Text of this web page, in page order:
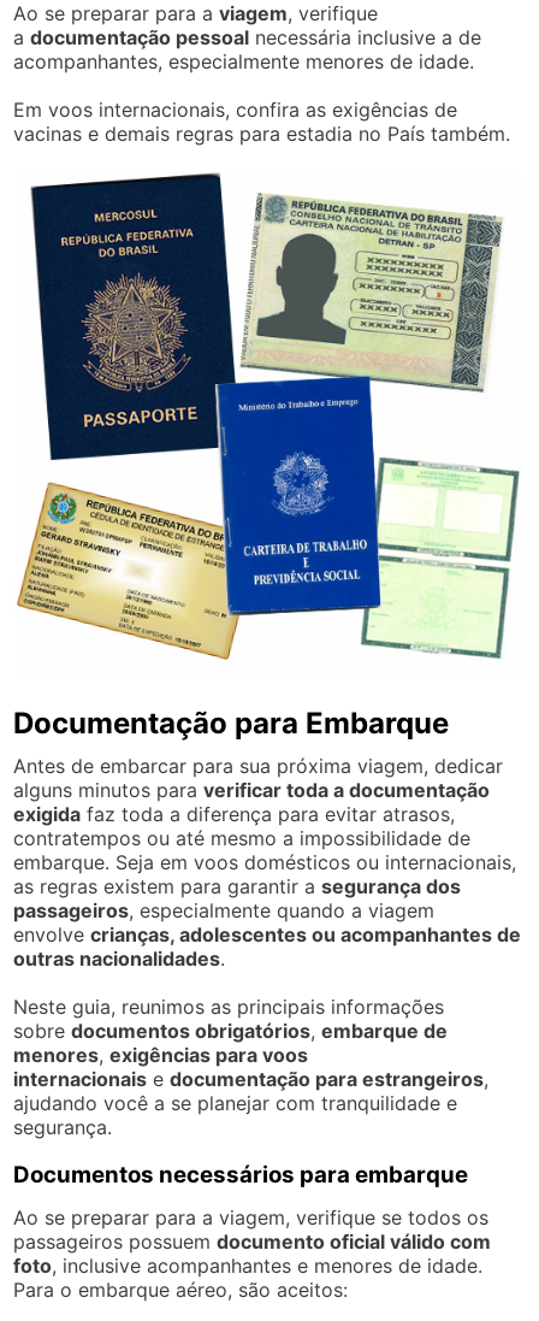
Ao se preparar para aviagem, verifique
adocumentação pessoal necessária inclusive a de
acompanhantes, especialmente menores de idade.
Em voos internacionais, confira as exigências de
vacinas e demais regras para estadia no País também.
Documentação para Embarque
Antes de embarcar para sua próxima viagem, dedicar
alguns minutos paraverificar toda a documentação
exigida faz toda a diferença para evitar atrasos,
contratempos ou até mesmo a impossibilidade de
embarque. Seja em voos domésticos ou internacionais,
as regras existem para garantir asegurança dos
passageiros, especialmente quando a viagem
envolvecrianças, adolescentes ou acompanhantes de
outras nacionalidades.
Neste guia, reunimos as principais informações
sobredocumentos obrigatórios,embarque de
menores,exigências para voos
internacionais edocumentação para estrangeiros,
ajudando você a se planejar com tranquilidade e
segurança.
Documentos necessários para embarque
Ao se preparar para a viagem, verifique se todos os
passageiros possuemdocumento oficial válido com
foto, inclusive acompanhantes e menores de idade.
Para o embarque aéreo, são aceitos: